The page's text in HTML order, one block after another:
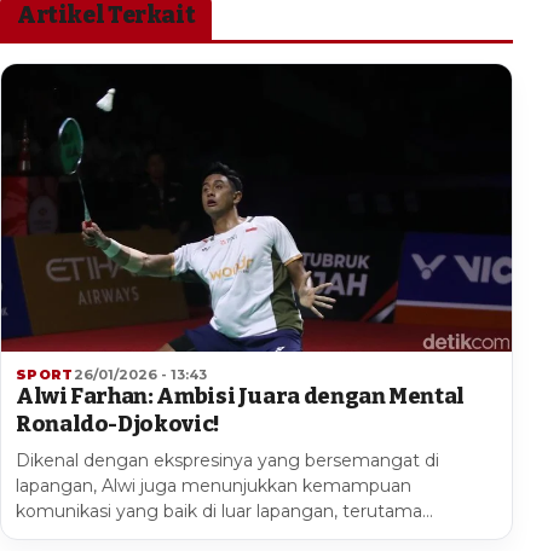
Artikel Terkait
SPORT 26/01/2026 - 13:43
Alwi Farhan: Ambisi Juara dengan Mental
Ronaldo-Djokovic!
Dikenal dengan ekspresinya yang bersemangat di
lapangan, Alwi juga menunjukkan kemampuan
komunikasi yang baik di luar lapangan, terutama…